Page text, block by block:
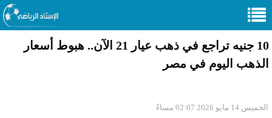
10 جنيه تراجع في ذهب عيار 21 الآن.. هبوط أسعار
الذهب اليوم في مصر
الخميس 14 مايو 2026 02:07 مساءً